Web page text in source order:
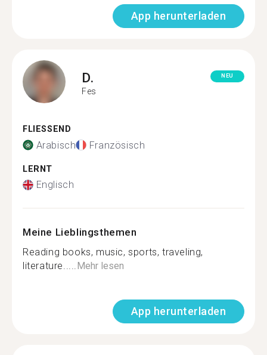
App herunterladen
D.
Fes
NEU
FLIESSEND
Arabisch Französisch
LERNT
Englisch
Meine Lieblingsthemen
Reading books, music, sports, traveling,
literature.....Mehr lesen
App herunterladen